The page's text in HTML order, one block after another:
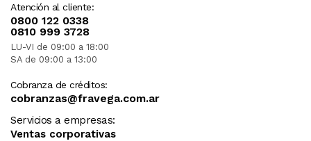
Atención al cliente:
0800 122 0338
0810 999 3728
LU-VI de 09:00 a 18:00
SA de 09:00 a 13:00
Cobranza de créditos:
cobranzas@fravega.com.ar
Servicios a empresas:
Ventas corporativas